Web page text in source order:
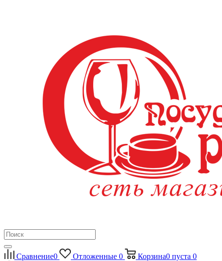
Сравнение0 Отложенные 0 Корзина0 пуста 0